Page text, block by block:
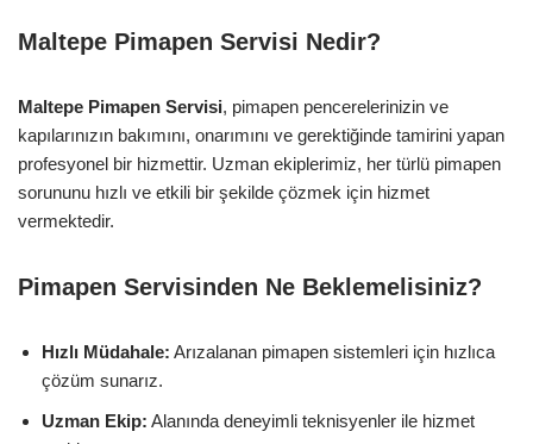
Maltepe Pimapen Servisi Nedir?
Maltepe Pimapen Servisi, pimapen pencerelerinizin ve
kapılarınızın bakımını, onarımını ve gerektiğinde tamirini yapan
profesyonel bir hizmettir. Uzman ekiplerimiz, her türlü pimapen
sorununu hızlı ve etkili bir şekilde çözmek için hizmet
vermektedir.
Pimapen Servisinden Ne Beklemelisiniz?
Hızlı Müdahale: Arızalanan pimapen sistemleri için hızlıca
çözüm sunarız.
Uzman Ekip: Alanında deneyimli teknisyenler ile hizmet